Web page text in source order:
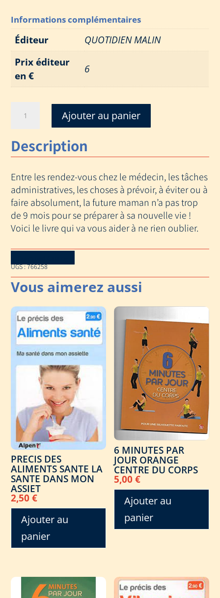
Informations complémentaires
Éditeur
QUOTIDIEN MALIN
Prix éditeur
en €
6
CHECK-
LIST
DE
FUTURE
MAMAN
(LA)
Ajouter au panier
Description
Entre les rendez-vous chez le médecin, les tâches
administratives, les choses à prévoir, à éviter ou à
faire absolument, la future maman n’a pas trop
de 9 mois pour se préparer à sa nouvelle vie !
Voici le livre qui va vous aider à ne rien oublier.
UGS :766258
PRECIS DES
ALIMENTS SANTE LA
SANTE DANS MON
ASSIET
2,50€
Ajouter au
panier
6 MINUTES PAR
JOUR ORANGE
CENTRE DU CORPS
5,00€
Ajouter au
panier